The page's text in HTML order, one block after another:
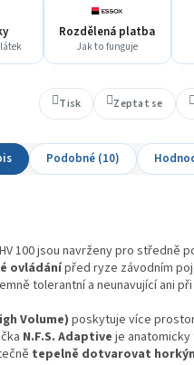
Rozdělená platba
Jak to funguje
Tisk Zeptat se
Podobné (10)
100jsou navrženy pro středně
ovládánípřed ryze závodním
tolerantní a neunavující ani
Volume) poskytuje více
N.F.S. Adaptive je
tepelně dotvarovat